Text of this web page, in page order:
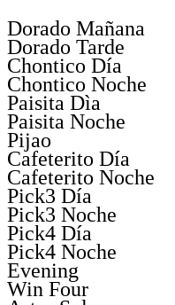
Dorado Mañana
Dorado Tarde
Chontico Día
Chontico Noche
Paisita Dìa
Paisita Noche
Pijao
Cafeterito Día
Cafeterito Noche
Pick3 Día
Pick3 Noche
Pick4 Día
Pick4 Noche
Evening
Win Four